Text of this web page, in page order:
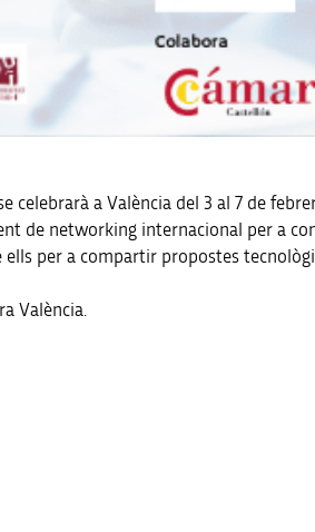
se celebrarà a València del 3 al 7 de
de networking internacional per a
per a compartir propostes
València.